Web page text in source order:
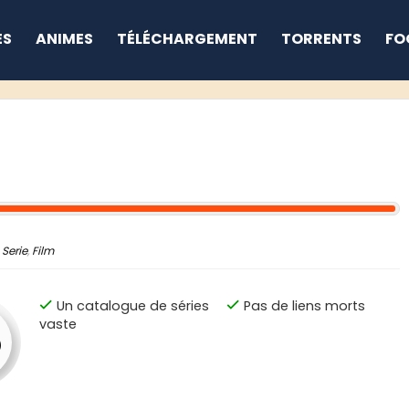
ANIMES TÉLÉCHARGEMENT TORRENTS
Serie, Film
Un catalogue de séries
vaste
Pas de liens morts